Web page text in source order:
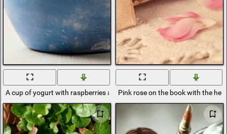
A cup of yogurt with raspberries and blueberries on the table
Pink rose on the book with the